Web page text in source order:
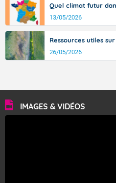
Quel climat futur
13/05/2026
Ressources utiles
26/05/2026
IMAGES & VIDÉOS